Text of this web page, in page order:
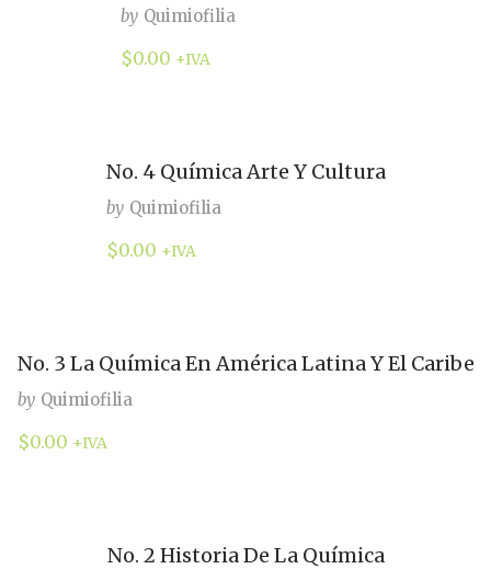
by Quimiofilia
$0.00 +IVA
No. 4 Química Arte Y Cultura
by Quimiofilia
$0.00 +IVA
No. 3 La Química En América Latina Y El Caribe
by Quimiofilia
$0.00 +IVA
No. 2 Historia De La Química